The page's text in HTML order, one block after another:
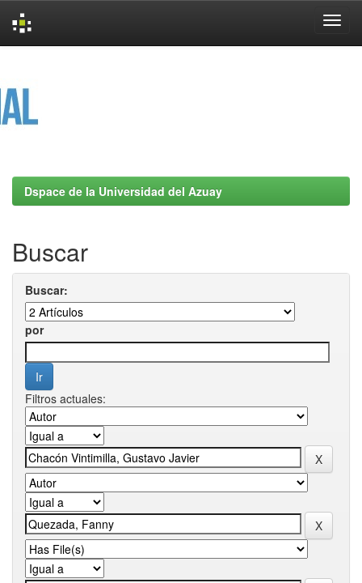
Dspace de la Universidad del Azuay
Buscar
Buscar:
por
Filtros actuales: